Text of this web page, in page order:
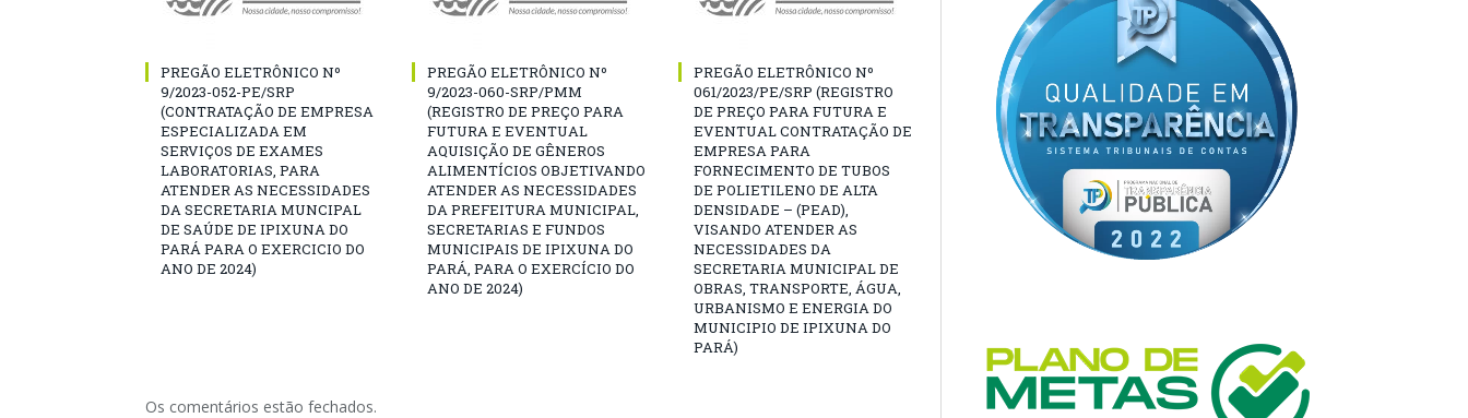
PREGÃO ELETRÔNICO Nº
9/2023-052-PE/SRP
(CONTRATAÇÃO DE EMPRESA
ESPECIALIZADA EM
SERVIÇOS DE EXAMES
LABORATORIAS, PARA
ATENDER AS NECESSIDADES
DA SECRETARIA MUNCIPAL
DE SAÚDE DE IPIXUNA DO
PARÁ PARA O EXERCICIO DO
ANO DE 2024)
PREGÃO ELETRÔNICO Nº
9/2023-060-SRP/PMM
(REGISTRO DE PREÇO PARA
FUTURA E EVENTUAL
AQUISIÇÃO DE GÊNEROS
ALIMENTÍCIOS OBJETIVANDO
ATENDER AS NECESSIDADES
DA PREFEITURA MUNICIPAL,
SECRETARIAS E FUNDOS
MUNICIPAIS DE IPIXUNA DO
PARÁ, PARA O EXERCÍCIO DO
ANO DE 2024)
PREGÃO ELETRÔNICO Nº
061/2023/PE/SRP (REGISTRO
DE PREÇO PARA FUTURA E
EVENTUAL CONTRATAÇÃO DE
EMPRESA PARA
FORNECIMENTO DE TUBOS
DE POLIETILENO DE ALTA
DENSIDADE – (PEAD),
VISANDO ATENDER AS
NECESSIDADES DA
SECRETARIA MUNICIPAL DE
OBRAS, TRANSPORTE, ÁGUA,
URBANISMO E ENERGIA DO
MUNICIPIO DE IPIXUNA DO
PARÁ)
Os comentários estão fechados.